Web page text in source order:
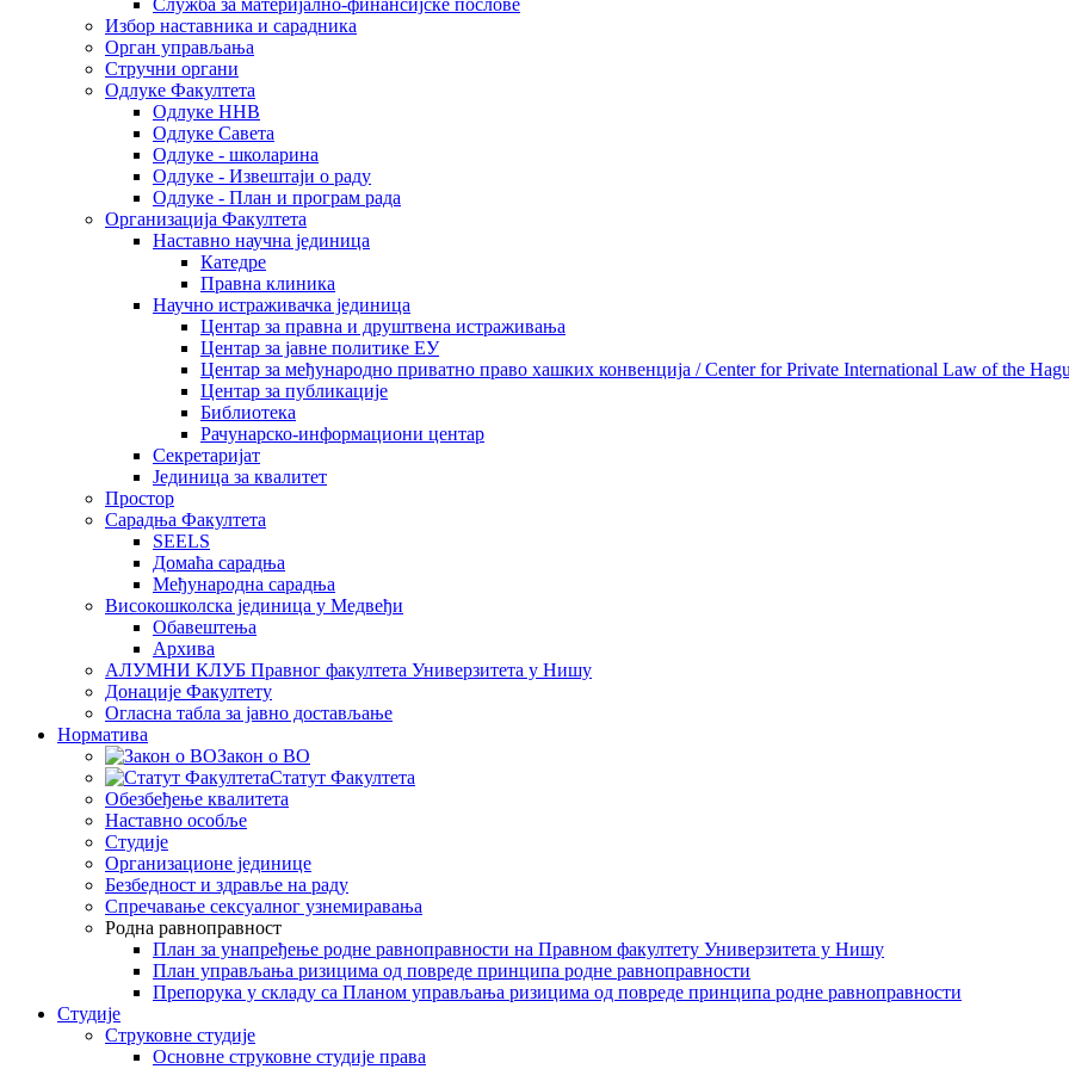
Служба за материјално-финансијске послове
Избор наставника и сарадника
Oрган управљања
Стручни органи
Одлуке Факултета
Одлуке ННВ
Одлуке Савета
Одлуке - школарина
Одлуке - Извештаји о раду
Одлуке - План и програм рада
Организација Факултета
Наставно научна јединица
Катедре
Правна клиника
Научно истраживачка јединица
Центар за правна и друштвена истраживања
Центар за јавне политике ЕУ
Центар за међународно приватно право хашких конвенција / Center for Private International Law of the
Центар за публикације
Библиотека
Рачунарско-информациони центар
Секретаријат
Јединица за квалитет
Простор
Сарадња Факултета
SEELS
Домаћа сарадња
Међународна сарадња
Високошколска јединица у Медвеђи
Обавештења
Архива
АЛУМНИ КЛУБ Правног факултета Универзитета у Нишу
Донације Факултету
Огласна табла за јавно достављање
Норматива
Закон о ВО
Статут Факултета
Обезбеђење квалитета
Наставно особље
Студије
Организационе јединице
Безбедност и здравље на раду
Спречавање сексуалног узнемиравања
Родна равноправност
План за унапређење родне равноправности на Правном факултету Универзитета у Нишу
План управљања ризицима од повреде принципа родне равноправности
Препорука у складу са Планом управљања ризицима од повреде принципа родне равноправности
Студије
Струковне студије
Основне струковне студије права